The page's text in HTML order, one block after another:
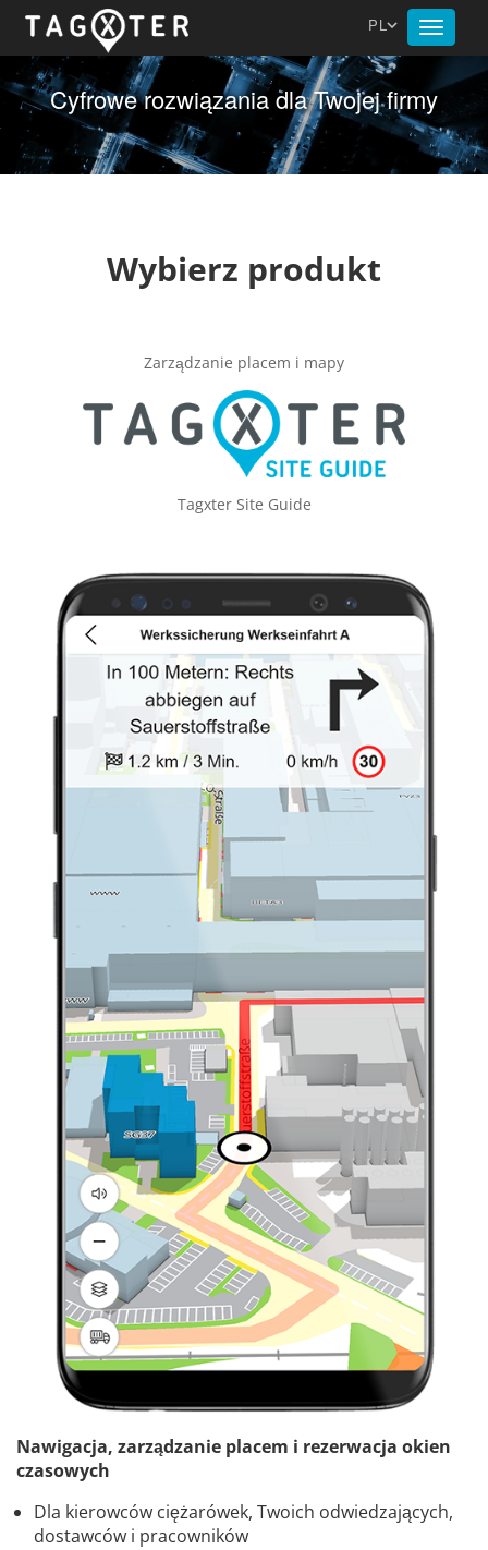
Toggle
PL
Cyfrowe rozwiązania dla Twojej firmy
Wybierz produkt
Zarządzanie placem i mapy
Tagxter Site Guide
Nawigacja, zarządzanie placem i rezerwacja okien
czasowych
Dla kierowców ciężarówek, Twoich odwiedzających,
dostawców i pracowników